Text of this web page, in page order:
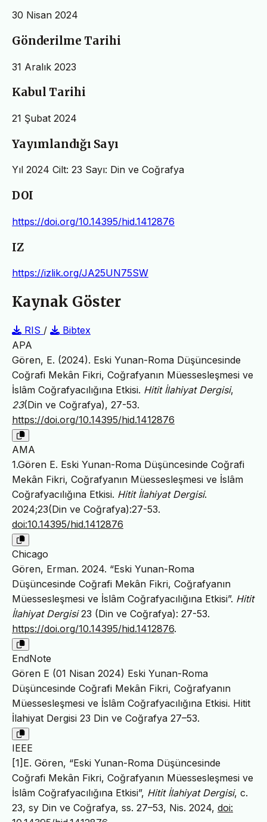
30 Nisan 2024
Gönderilme Tarihi
31 Aralık 2023
Kabul Tarihi
21 Şubat 2024
Yayımlandığı Sayı
Yıl 2024 Cilt: 23 Sayı: Din ve Coğrafya
DOI
https://doi.org/10.14395/hid.1412876
IZ
https://izlik.org/JA25UN75SW
Kaynak Göster
RIS /
Bibtex
APA
Gören, E. (2024). Eski Yunan-Roma Düşüncesinde
Coğrafi Mekân Fikri, Coğrafyanın Müessesleşmesi ve
İslâm Coğrafyacılığına Etkisi. Hitit İlahiyat Dergisi,
23(Din ve Coğrafya), 27-53.
https://doi.org/10.14395/hid.1412876
AMA
1.Gören E. Eski Yunan-Roma Düşüncesinde Coğrafi
Mekân Fikri, Coğrafyanın Müessesleşmesi ve İslâm
Coğrafyacılığına Etkisi. Hitit İlahiyat Dergisi.
2024;23(Din ve Coğrafya):27-53.
doi:10.14395/hid.1412876
Chicago
Gören, Erman. 2024. “Eski Yunan-Roma
Düşüncesinde Coğrafi Mekân Fikri, Coğrafyanın
Müessesleşmesi ve İslâm Coğrafyacılığına Etkisi”. Hitit
İlahiyat Dergisi23 (Din ve Coğrafya): 27-53.
https://doi.org/10.14395/hid.1412876.
EndNote
Gören E (01 Nisan 2024) Eski Yunan-Roma
Düşüncesinde Coğrafi Mekân Fikri, Coğrafyanın
Müessesleşmesi ve İslâm Coğrafyacılığına Etkisi. Hitit
İlahiyat Dergisi 23 Din ve Coğrafya 27–53.
IEEE
[1]E. Gören, “Eski Yunan-Roma Düşüncesinde
Coğrafi Mekân Fikri, Coğrafyanın Müessesleşmesi ve
İslâm Coğrafyacılığına Etkisi”, Hitit İlahiyat Dergisi, c.
23, sy Din ve Coğrafya, ss. 27–53, Nis. 2024, doi: